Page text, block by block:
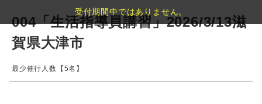
004「生活指導員講習」2026/3/13滋
賀県大津市
最少催行人数【5名】
受付期間中ではありません。